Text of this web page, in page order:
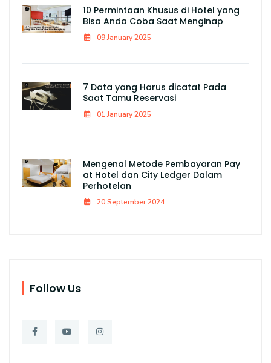
10 Permintaan Khusus di Hotel yang
Bisa Anda Coba Saat Menginap
09 January 2025
7 Data yang Harus dicatat Pada
Saat Tamu Reservasi
01 January 2025
Mengenal Metode Pembayaran Pay
at Hotel dan City Ledger Dalam
Perhotelan
20 September 2024
Follow Us